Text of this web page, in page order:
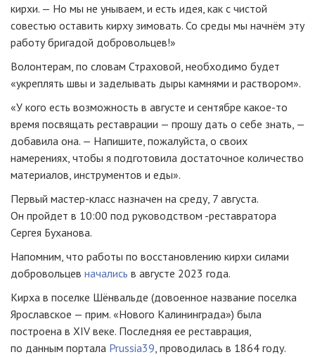
кирхи. — Но мы не унываем, и есть идея, как с чистой
совестью оставить кирху зимовать. Со среды мы начнём эту
работу бригадой добровольцев!»
Волонтерам, по словам Страховой, необходимо будет
«укреплять швы и заделывать дыры камнями и раствором».
«У кого есть возможность в августе и сентябре какое-то
время посвящать реставрации — прошу дать о себе знать, —
добавила она. — Напишите, пожалуйста, о своих
намерениях, чтобы я подготовила достаточное количество
материалов, инструментов и еды».
Первый мастер-класс назначен на среду, 7 августа.
Он пройдет в 10:00 под руководством -реставратора
Сергея Буханова.
Напомним, что работы по восстановлению кирхи силами
добровольцев начались в августе 2023 года.
Кирха в поселке Шёнвальде (довоенное название поселка
Ярославское — прим. «Нового Калининграда») была
построена в XIV веке. Последняя ее реставрация,
по данным портала Prussia39, проводилась в 1864 году.